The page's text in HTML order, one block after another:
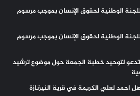
الوطنية لحقوق الإنسان بموجب مرسوم
الوطنية لحقوق الإنسان بموجب مرسوم
تدعو لتوحيد خطبة الجمعة حول موضوع ترشيد
احمد لعلي الكريمة في قرية النيزنازة